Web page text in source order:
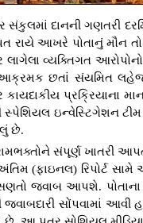
દાનની ગણતરી
રાયે આખરે પોતાનું મૌન
લાગેલા વ્યક્તિગત
છતાં સંયમિત
પ્રક્રિયાના
સ્પેશિયલ ઇન્વેસ્ટિગેશન
છે.
સંપૂર્ણ ખાતરી
(ફાઇનલ) રિપોર્ટ
જવાબ આપશે.
જવાબદારી સોંપવામાં